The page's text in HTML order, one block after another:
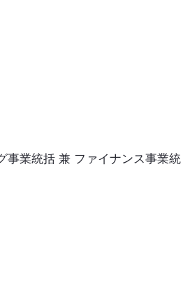
事業統括 兼 ファイナンス事業統